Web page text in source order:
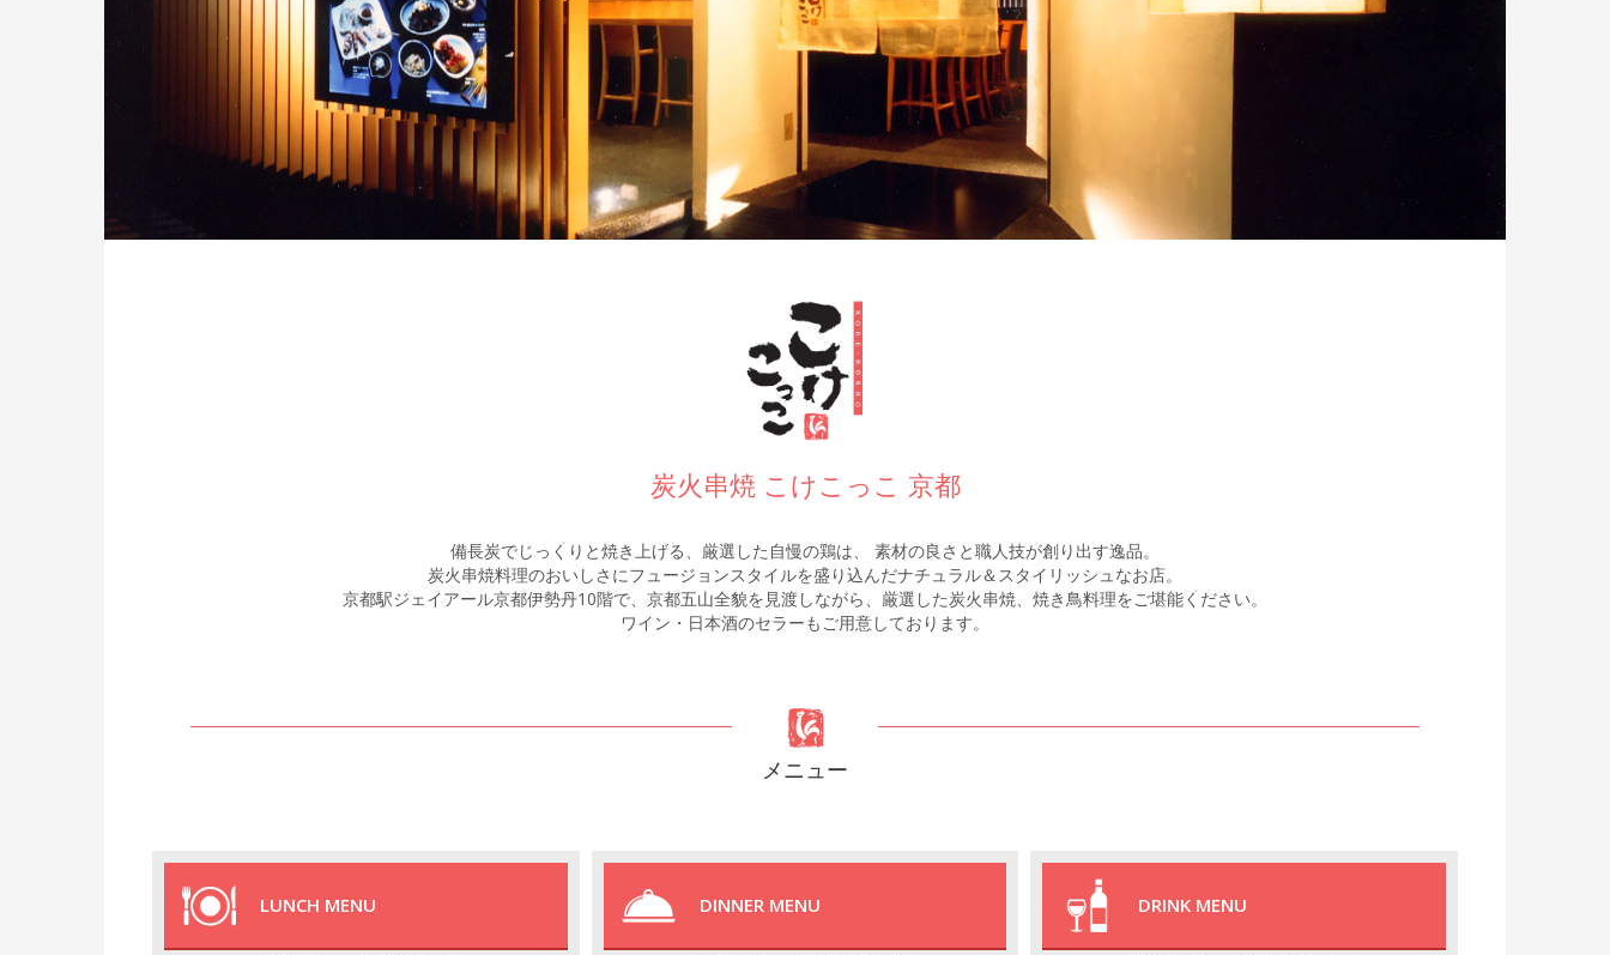
炭火串焼 こけこっこ 京都
備長炭でじっくりと焼き上げる、厳選した自慢の鶏は、 素材の良さと職人技が創り出す逸品。
炭火串焼料理のおいしさにフュージョンスタイルを盛り込んだナチュラル＆スタイリッシュなお店。
京都駅ジェイアール京都伊勢丹10階で、京都五山全貌を見渡しながら、厳選した炭火串焼、焼き鳥料理をご堪能ください。
ワイン・日本酒のセラーもご用意しております。
メニュー
LUNCH MENU DINNER MENU DRINK MENU